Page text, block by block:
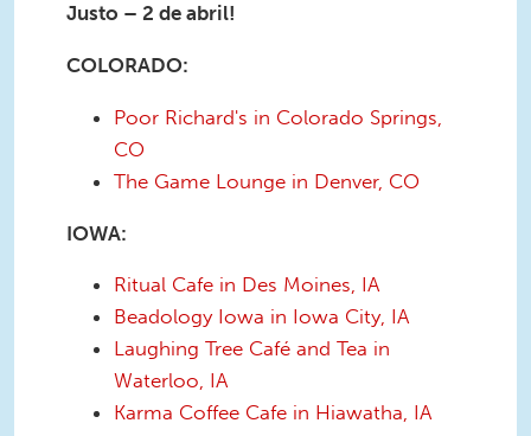
Justo – 2 de abril!
COLORADO:
Poor Richard's in Colorado Springs,
CO
The Game Lounge in Denver, CO
IOWA:
Ritual Cafe in Des Moines, IA
Beadology Iowa in Iowa City, IA
Laughing Tree Café and Tea in
Waterloo, IA
Karma Coffee Cafe in Hiawatha, IA